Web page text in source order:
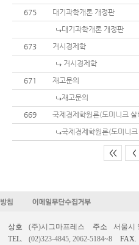
675
대기과학개론 개정판
대기과학개론 개정판
673
거시경제학
거시경제학
671
재고문의
재고문의
669
국제경제학원론(도미니크
국제경제학원론(도미니
<< <
상호 (주)시그마프레스 주소
서울시
TEL.
(02)323-4845, 2062-5184~8
FAX.